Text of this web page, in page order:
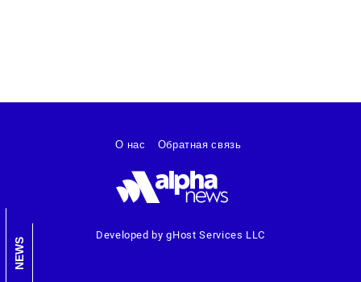
NEWS
Developed by gHost Services LLC
О нас Обратная связь